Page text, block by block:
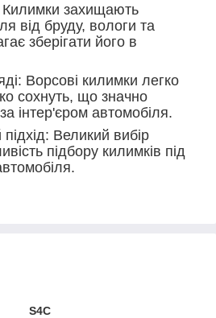
Килимки захищають
від бруду, вологи та
зберігати його в
Ворсові килимки легко
сохнуть, що значно
інтер'єром автомобіля.
Великий вибір
підбору килимків під
S4C